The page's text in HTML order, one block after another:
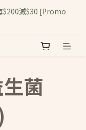
$200減$30 [Promo
菌